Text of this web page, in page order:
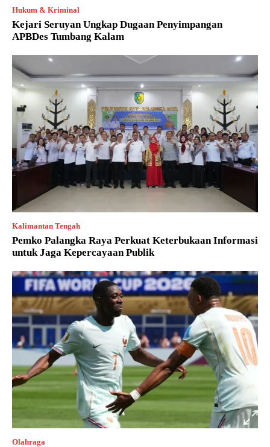
Hukum & Kriminal
Kejari Seruyan Ungkap Dugaan Penyimpangan
APBDes Tumbang Kalam
Kalimantan Tengah
Pemko Palangka Raya Perkuat Keterbukaan Informasi
untuk Jaga Kepercayaan Publik
Olahraga